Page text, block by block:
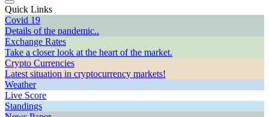
Quick Links
Covid 19
Details of the pandemic..
Exchange Rates
Take a closer look at the heart of the market.
Crypto Currencies
Latest situation in cryptocurrency markets!
Weather
Live Score
Standings